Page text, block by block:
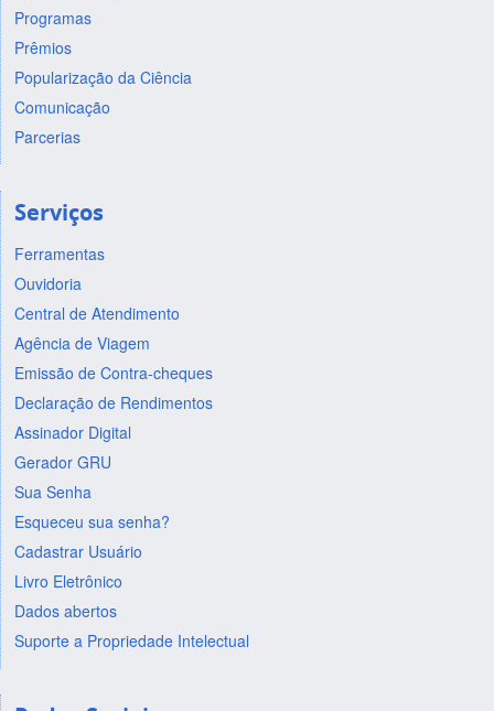
Programas
Prêmios
Popularização da Ciência
Comunicação
Parcerias
Serviços
Ferramentas
Ouvidoria
Central de Atendimento
Agência de Viagem
Emissão de Contra-cheques
Declaração de Rendimentos
Assinador Digital
Gerador GRU
Sua Senha
Esqueceu sua senha?
Cadastrar Usuário
Livro Eletrônico
Dados abertos
Suporte a Propriedade Intelectual